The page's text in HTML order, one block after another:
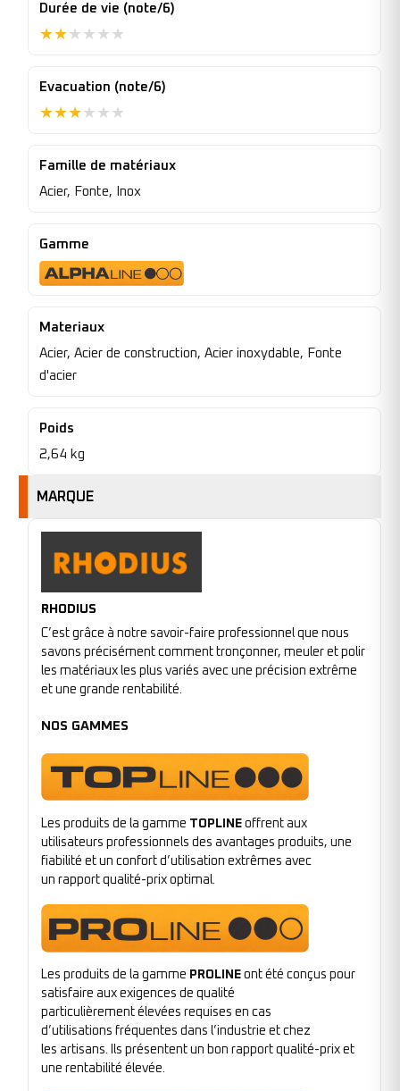
Durée de vie (note/6)
★★★ ★ ★ ★
Evacuation (note/6)
★★★★ ★ ★
Famille de matériaux
Acier, Fonte, Inox
Gamme
Materiaux
Acier, Acier de construction, Acier inoxydable, Fonte
d'acier
Poids
2,64 kg
MARQUE
RHODIUS
C’est grâce à notre savoir-faire professionnel que nous
savons précisément comment tronçonner, meuler et polir
les matériaux les plus variés avec une précision extrême
et une grande rentabilité.
NOS GAMMES
Les produits de la gamme TOPLINE offrent aux
utilisateurs professionnels des avantages produits, une
fiabilité et un confort d’utilisation extrêmes avec
un rapport qualité-prix optimal.
Les produits de la gamme PROLINE ont été conçus pour
satisfaire aux exigences de qualité
particulièrement élevées requises en cas
d’utilisations fréquentes dans l’industrie et chez
les artisans. Ils présentent un bon rapport qualité-prix et
une rentabilité élevée.